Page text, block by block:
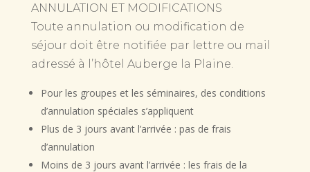
ANNULATION ET MODIFICATIONS
Toute annulation ou modification de
séjour doit être notifiée par lettre ou mail
adressé à l’hôtel Auberge la Plaine.
Pour les groupes et les séminaires, des conditions
d’annulation spéciales s’appliquent
Plus de 3 jours avant l’arrivée : pas de frais
d’annulation
Moins de 3 jours avant l’arrivée : les frais de la